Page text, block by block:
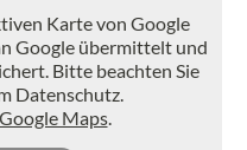
Karte von Google
Google übermittelt und
Bitte beachten Sie
Datenschutz.
Maps.